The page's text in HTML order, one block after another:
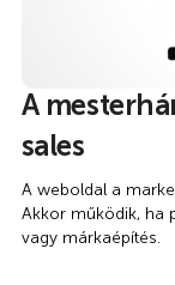
A
sales
A weboldal a
Akkor működik, ha
vagy márkaépítés.